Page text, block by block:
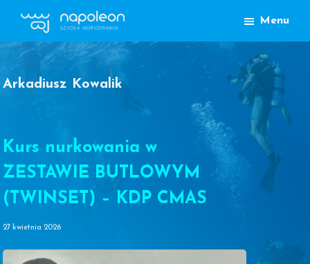
głównej
nawigacji
treściSzkoła
Nurkowania
Napoleon
Lublin
Menu
Arkadiusz Kowalik
Kurs nurkowania w
ZESTAWIE BUTLOWYM
(TWINSET) – KDP CMAS
27 kwietnia 2026